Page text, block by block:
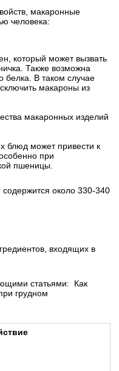
макаронные
человека:
который может вызвать
Также возможна
белка. В таком случае
макароны из
макаронных изделий
блюд может привести к
при
пшеницы.
около 330-340
входящих в
статьями:
Как
грудном